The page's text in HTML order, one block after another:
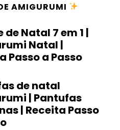
AMIGURUMI
de Natal 7 em 1 |
Natal |
Passo a Passo
de natal
| Pantufas
| Receita Passo